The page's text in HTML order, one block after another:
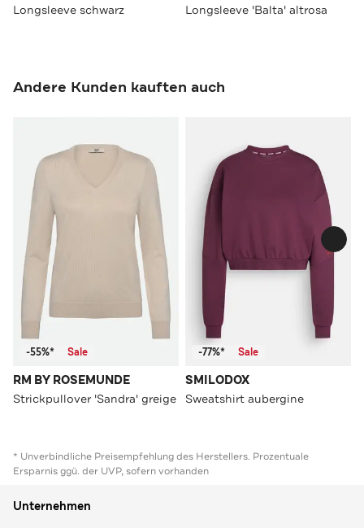
Longsleeve schwarz Longsleeve 'Balta' altrosa
Andere Kunden kauften auch
-55%* Sale
RM BY ROSEMUNDE
Strickpullover 'Sandra' greige
-77%* Sale
SMILODOX
Sweatshirt aubergine
* Unverbindliche Preisempfehlung des Herstellers. Prozentuale
Ersparnis ggü. der UVP, sofern vorhanden
Unternehmen